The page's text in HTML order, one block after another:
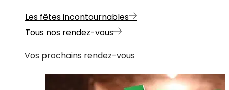
Les fêtes incontournables
Tous nos rendez-vous
Vos prochains rendez-vous